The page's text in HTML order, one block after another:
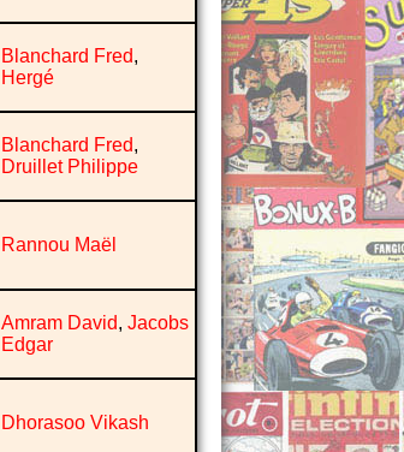
Blanchard Fred,
Hergé
Blanchard Fred,
Druillet Philippe
Rannou Maël
Amram David, Jacobs
Edgar
Dhorasoo Vikash